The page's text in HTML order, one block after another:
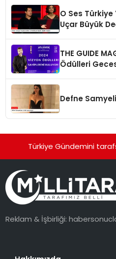
O Ses Türkiye
Uçar Büyük
THE GUIDE
Ödülleri
Defne
Türkiye Gündemini
Reklam & İşbirliği: